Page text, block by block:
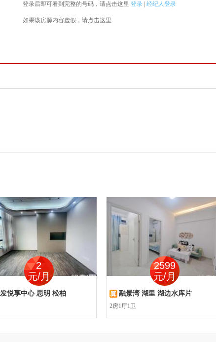
登录后即可看到完整的号码，请点击这里 登录 经纪人登录
如果该房源内容虚假，请点击这里
2
元/月
悦享中心 思明 松柏
2599
元/月
融景湾 湖里 湖边水库片
2房1厅1卫